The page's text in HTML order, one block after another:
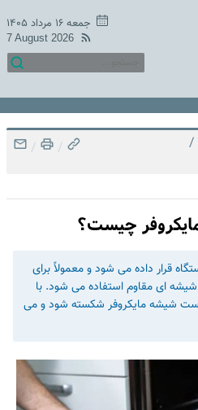
جمعه ۱۶ مرداد ۱۴۰۵
7 August 2026
/
/
/
چیست؟
قرار داده می‌ شود و معمولاً برای
شیشه ‌ای مقاوم استفاده می ‌شود. با
شیشه مایکروفر شکسته شود و می